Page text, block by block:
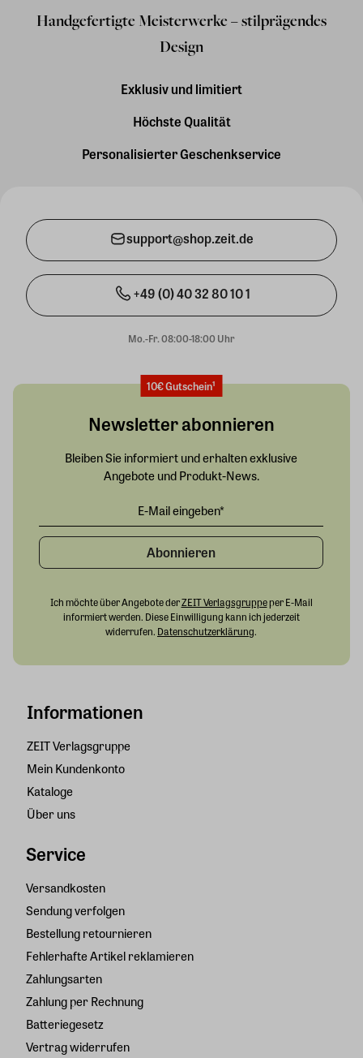
Handgefertigte Meisterwerke – stilprägendes
Design
Exklusiv und limitiert
Höchste Qualität
Personalisierter Geschenkservice
support@shop.zeit.de
+49 (0) 40 32 80 10 1
Mo.-Fr. 08:00-18:00 Uhr
Informationen
ZEIT Verlagsgruppe
Mein Kundenkonto
Kataloge
Über uns
Service
Versandkosten
Sendung verfolgen
Bestellung retournieren
Fehlerhafte Artikel reklamieren
Zahlungsarten
Zahlung per Rechnung
Batteriegesetz
Vertrag widerrufen
10€ Gutschein¹
Newsletter abonnieren
Bleiben Sie informiert und erhalten exklusive
Angebote und Produkt-News.
Abonnieren
Ich möchte über Angebote derZEIT Verlagsgruppeper E-Mail
informiert werden. Diese Einwilligung kann ich jederzeit
widerrufen. Datenschutzerklärung.